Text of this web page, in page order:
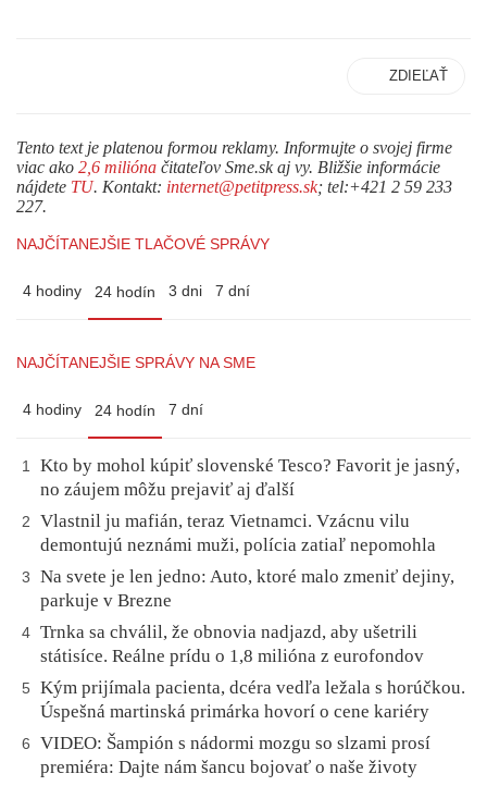
ZDIEĽAŤ
Tento text je platenou formou reklamy. Informujte o svojej firme
viac ako 2,6 milióna čitateľov Sme.sk aj vy. Bližšie informácie
nájdete TU. Kontakt: internet@petitpress.sk; tel:+421 2 59 233
227.
NAJČÍTANEJŠIE TLAČOVÉ SPRÁVY
4 hodiny 24 hodín 3 dni 7 dní
NAJČÍTANEJŠIE SPRÁVY NA SME
4 hodiny 24 hodín 7 dní
1
Kto by mohol kúpiť slovenské Tesco? Favorit je jasný,
no záujem môžu prejaviť aj ďalší
2
Vlastnil ju mafián, teraz Vietnamci. Vzácnu vilu
demontujú neznámi muži, polícia zatiaľ nepomohla
3
Na svete je len jedno: Auto, ktoré malo zmeniť dejiny,
parkuje v Brezne
4 Trnka sa chválil, že obnovia nadjazd, aby ušetrili
státisíce. Reálne prídu o 1,8 milióna z eurofondov
5
Kým prijímala pacienta, dcéra vedľa ležala s horúčkou.
Úspešná martinská primárka hovorí o cene kariéry
6
VIDEO: Šampión s nádormi mozgu so slzami prosí
premiéra: Dajte nám šancu bojovať o naše životy